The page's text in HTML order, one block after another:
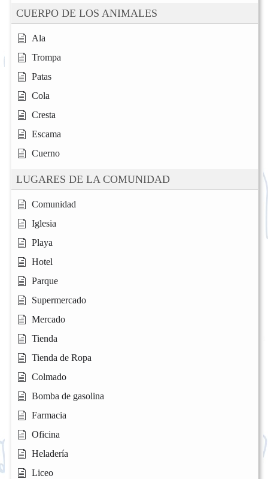
CUERPO DE LOS ANIMALES
Ala
Trompa
Patas
Cola
Cresta
Escama
Cuerno
LUGARES DE LA COMUNIDAD
Comunidad
Iglesia
Playa
Hotel
Parque
Supermercado
Mercado
Tienda
Tienda de Ropa
Colmado
Bomba de gasolina
Farmacia
Oficina
Heladería
Liceo